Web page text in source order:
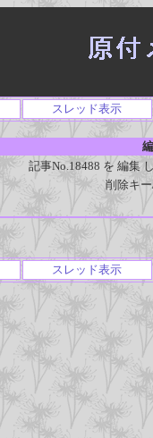
スレッド表示
記事No.18488 を 編集
削除キ
スレッド表示